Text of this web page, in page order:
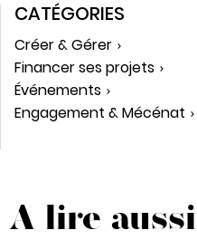
CATÉGORIES
Créer & Gérer
Financer ses projets
Événements
Engagement & Mécénat
A lire aussi